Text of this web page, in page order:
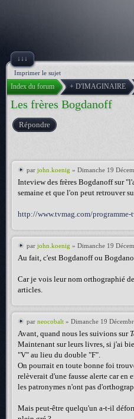
↓↓↓
Imprimer le sujet
Index du forum + D'IMAGINAIRE
Les frères Bogdanoff
Répondre
par john.koenig » Dimanche 19
Inteview des frères Bogdanoff sur
semaine et que l'on peut retrouver
http://www.tvmag.com/
par john.koenig » Dimanche 19
Au fait, c'est Bogdanoff ou
Car je vois leur nom orthographié
articles.
par neocobalt » Dimanche 19
Avant, quand nous les suivions sur
Maintenant sur leurs livres, si j'ai
"V" au lieu du double "F".
On pourrait en toute bonne foi
relèverait d'une fausse alerte car en
les patronymes n'ont pas
Mais peut-être quelqu'un a-t-il